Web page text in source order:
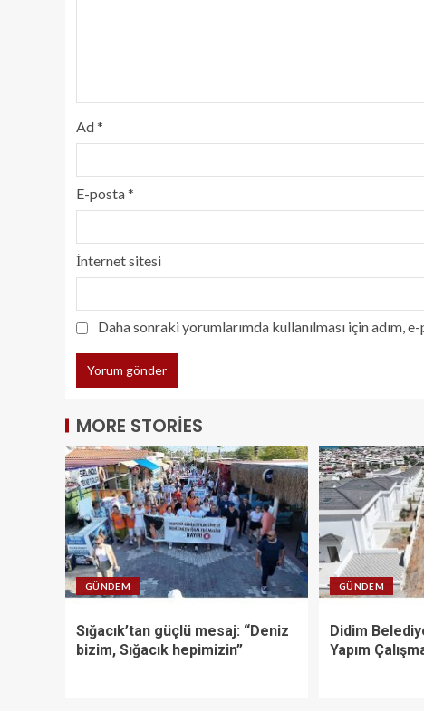
Ad*
E-posta*
İnternet sitesi
Daha sonraki yorumlarımda kullanılması için adım,
MORE STORIES
GÜNDEM
Sığacık’tan güçlü mesaj: “Deniz
bizim, Sığacık hepimizin”
GÜNDEM
Didim
Yapım